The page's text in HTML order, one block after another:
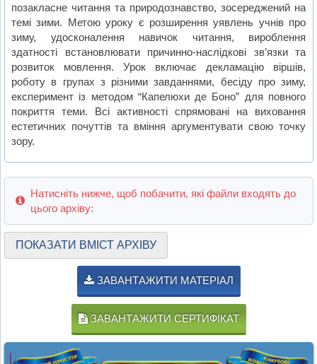
позакласне читання та природознавство, зосереджений на
темі зими. Метою уроку є розширення уявлень учнів про
зиму, удосконалення навичок читання, вироблення
здатності встановлювати причинно-наслідкові зв’язки та
розвиток мовлення. Урок включає декламацію віршів,
роботу в групах з різними завданнями, бесіду про зиму,
експеримент із методом “Капелюхи де Боно” для повного
покриття теми. Всі активності спрямовані на виховання
естетичних почуттів та вміння аргументувати свою точку
зору.
Натисніть нижче, щоб побачити, які файли входять до
цього архіву:
ПОКАЗАТИ ВМІСТ АРХІВУ
ЗАВАНТАЖИТИ МАТЕРІАЛ
ЗАВАНТАЖИТИ СЕРТИФІКАТ